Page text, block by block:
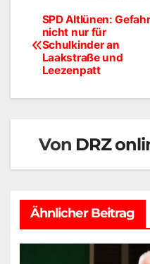
SPD Altlünen: Gefahr
nicht nur für
Schulkinder an
Laakstraße und
Leezenpatt
Von DRZ
Ähnlicher Beitrag